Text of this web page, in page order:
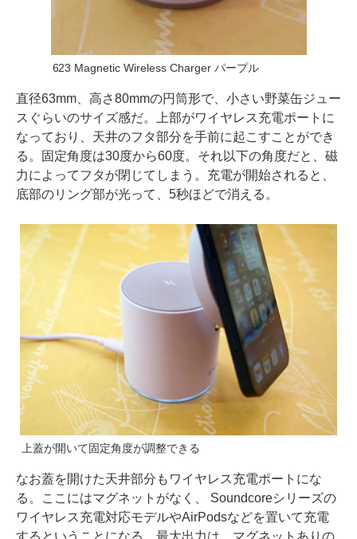
623 Magnetic Wireless Charger パープル
直径63mm、高さ80mmの円筒形で、小さい野菜缶ジュー
スぐらいのサイズ感だ。上部がワイヤレス充電ポートに
なっており、天井のフタ部分を手前に起こすことができ
る。固定角度は30度から60度。それ以下の角度だと、磁
力によってフタが閉じてしまう。充電が開始されると、
底部のリング部が光って、5秒ほどで消える。
上蓋が開いて固定角度が調整できる
なお蓋を開けた天井部分もワイヤレス充電ポートにな
る。ここにはマグネットがなく、 Soundcoreシリーズの
ワイヤレス充電対応モデルやAirPodsなどを置いて充電
するということになる。最大出力は、マグネットありの